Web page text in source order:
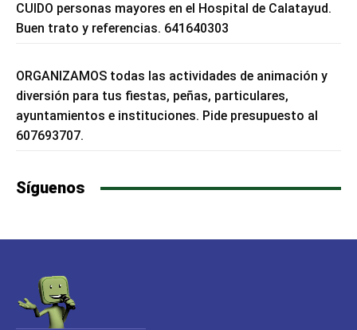
CUIDO personas mayores en el Hospital de Calatayud.
Buen trato y referencias. 641640303
ORGANIZAMOS todas las actividades de animación y
diversión para tus fiestas, peñas, particulares,
ayuntamientos e instituciones. Pide presupuesto al
607693707.
Síguenos